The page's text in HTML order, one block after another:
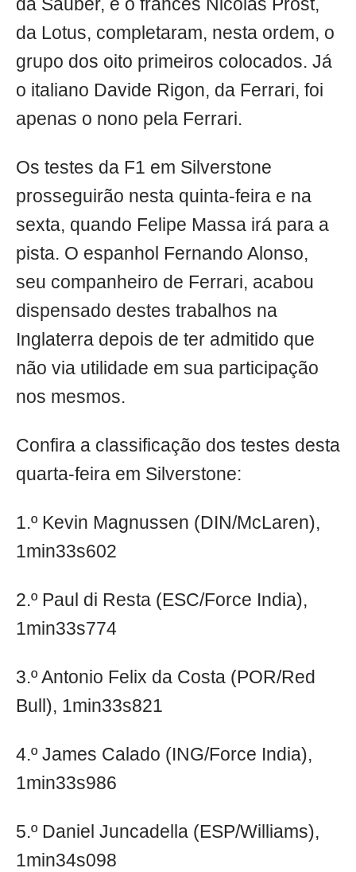
da Sauber, e o francês Nicolas Prost,
da Lotus, completaram, nesta ordem, o
grupo dos oito primeiros colocados. Já
o italiano Davide Rigon, da Ferrari, foi
apenas o nono pela Ferrari.
Os testes da F1 em Silverstone
prosseguirão nesta quinta-feira e na
sexta, quando Felipe Massa irá para a
pista. O espanhol Fernando Alonso,
seu companheiro de Ferrari, acabou
dispensado destes trabalhos na
Inglaterra depois de ter admitido que
não via utilidade em sua participação
nos mesmos.
Confira a classificação dos testes desta
quarta-feira em Silverstone:
1.º Kevin Magnussen (DIN/McLaren),
1min33s602
2.º Paul di Resta (ESC/Force India),
1min33s774
3.º Antonio Felix da Costa (POR/Red
Bull), 1min33s821
4.º James Calado (ING/Force India),
1min33s986
5.º Daniel Juncadella (ESP/Williams),
1min34s098